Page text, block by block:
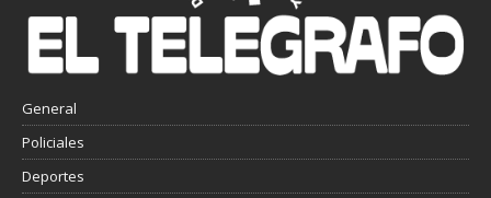
General
Policiales
Deportes